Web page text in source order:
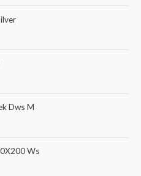
t
a
g
a
p
7
Dws M
Ws